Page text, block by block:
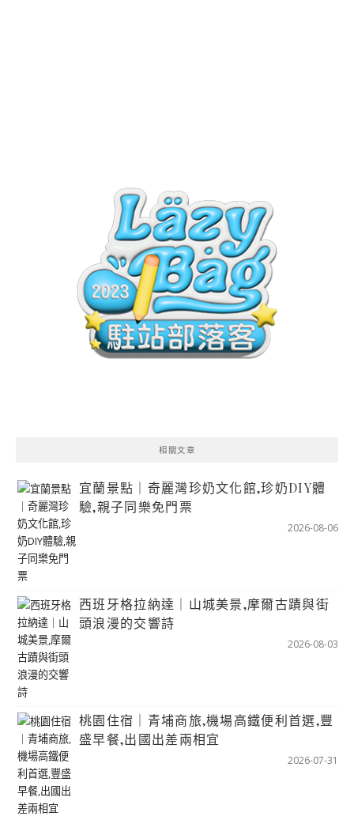
相關文章
宜蘭景點｜奇麗灣珍奶文化館,珍奶DIY體
驗,親子同樂免門票
2026-08-06
西班牙格拉納達｜山城美景,摩爾古蹟與街
頭浪漫的交響詩
2026-08-03
桃園住宿｜青埔商旅,機場高鐵便利首選,豐
盛早餐,出國出差兩相宜
2026-07-31